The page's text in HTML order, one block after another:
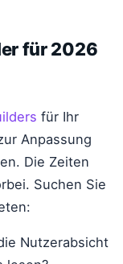
für 2026
für Ihr
Anpassung
Die Zeiten
Suchen Sie
Nutzerabsicht